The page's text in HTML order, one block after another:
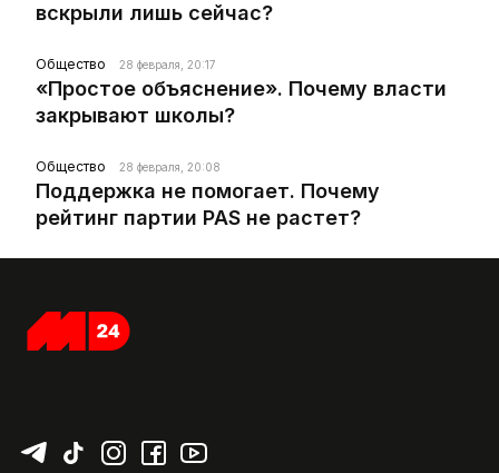
вскрыли лишь сейчас?
Общество 28 февраля, 20:17
«Простое объяснение». Почему власти
закрывают школы?
Общество 28 февраля, 20:08
Поддержка не помогает. Почему
рейтинг партии PAS не растет?